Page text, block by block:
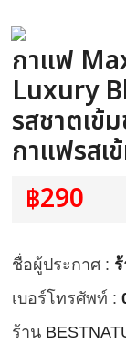
กาแฟ
Luxury
รสชาตเข้
กาแฟรสเ
฿290
ชื่อผู้ประกาศ :
เบอร์โทรศัพท์ :
ร้าน